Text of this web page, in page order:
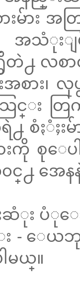
းမ်ား အ
အသံုး
႕ လစာ၀
းအစား
င္း တြ
ရဲ႕ စံႏံ
ားကို စု
႕ အေန
ဆံုး ပံုေ
း - ေယ
မယ္။